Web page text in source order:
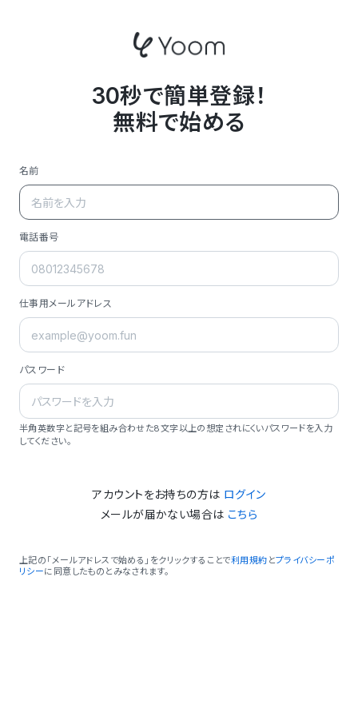
30秒で簡単登録！
無料で始める
名前
電話番号
仕事用メールアドレス
パスワード
半角英数字と記号を組み合わせた8文字以上の想定されにくいパスワードを入力
してください。
アカウントをお持ちの方は ログイン
メールが届かない場合は こちら
上記の「メールアドレスで始める」をクリックすることで利用規約 とプライバシーポ
リシーに同意したものとみなされます。